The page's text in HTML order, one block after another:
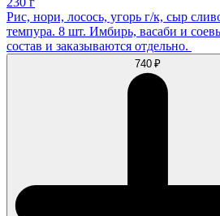
Рис, нори, лосось, угорь г/к, сыр
темпура. 8 шт. Имбирь, васаби и
состав и заказываются отдельно.
740 ₽